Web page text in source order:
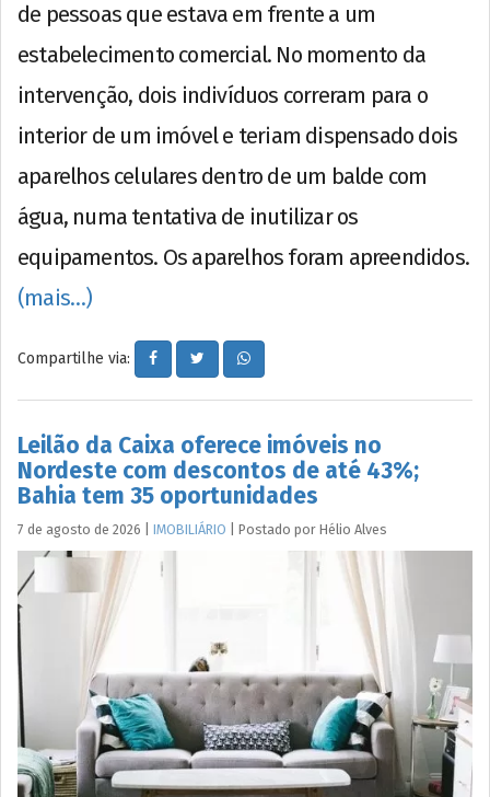
de pessoas que estava em frente a um
estabelecimento comercial. No momento da
intervenção, dois indivíduos correram para o
interior de um imóvel e teriam dispensado dois
aparelhos celulares dentro de um balde com
água, numa tentativa de inutilizar os
equipamentos. Os aparelhos foram apreendidos.
(mais…)
Compartilhe via:
Leilão da Caixa oferece imóveis no
Nordeste com descontos de até 43%;
Bahia tem 35 oportunidades
7 de agosto de 2026 IMOBILIÁRIO Postado por Hélio Alves